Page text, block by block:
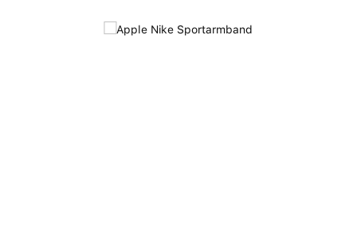
Bildergalerie überspringen